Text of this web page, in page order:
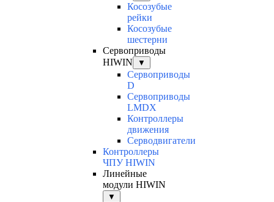
Косозубые
рейки
Косозубые
шестерни
Сервоприводы
HIWIN
▼
Сервоприводы
D
Сервоприводы
LMDX
Контроллеры
движения
Серводвигатели
Контроллеры
ЧПУ HIWIN
Линейные
модули HIWIN
▼